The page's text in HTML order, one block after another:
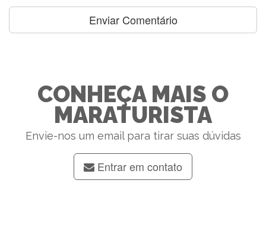
CONHEÇA MAIS O
MARATURISTA
Envie-nos um email para tirar suas dúvidas
Entrar em contato